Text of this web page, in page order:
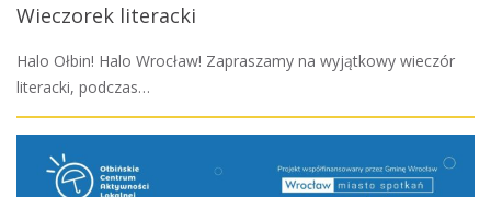
Wieczorek literacki
Halo Ołbin! Halo Wrocław! Zapraszamy na wyjątkowy wieczór
literacki, podczas…